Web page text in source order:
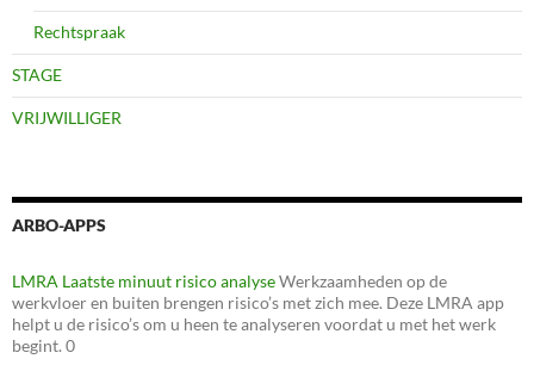
Rechtspraak
STAGE
VRIJWILLIGER
ARBO-APPS
LMRA Laatste minuut risico analyseWerkzaamheden op de
werkvloer en buiten brengen risico’s met zich mee. Deze LMRA app
helpt u de risico’s om u heen te analyseren voordat u met het werk
begint. 0